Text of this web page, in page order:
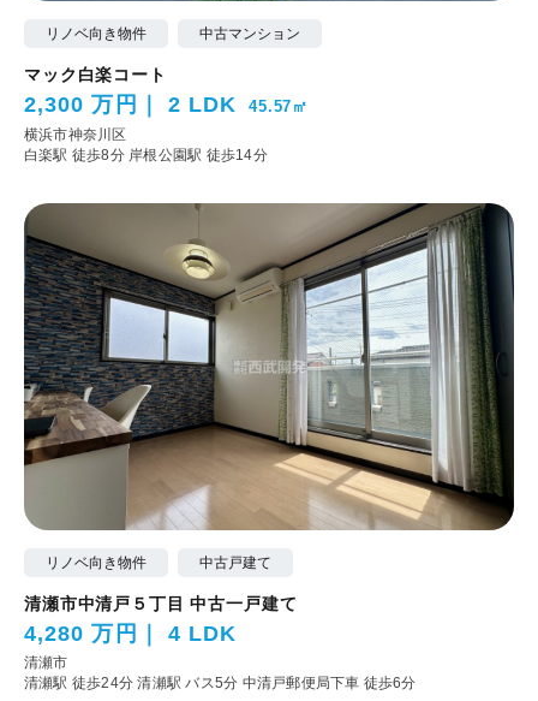
リノベ向き物件 中古マンション
マック白楽コート
2,300 万円 2 LDK 45.57㎡
横浜市神奈川区
白楽駅 徒歩8分 岸根公園駅 徒歩14分
リノベ向き物件 中古戸建て
清瀬市中清戸５丁目 中古一戸建て
4,280 万円 4 LDK
清瀬市
清瀬駅 徒歩24分清瀬駅 バス5分 中清戸郵便局下車 徒歩6分